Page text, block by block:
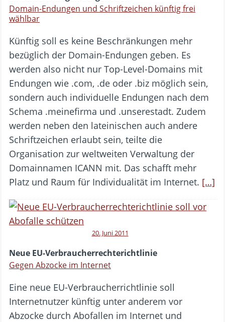
Domain-Endungen und Schriftzeichen künftig frei
wählbar
Künftig soll es keine Beschränkungen mehr
bezüglich der Domain-Endungen geben. Es
werden also nicht nur Top-Level-Domains mit
Endungen wie .com, .de oder .biz möglich sein,
sondern auch individuelle Endungen nach dem
Schema .meinefirma und .unserestadt. Zudem
werden neben den lateinischen auch andere
Schriftzeichen erlaubt sein, teilte die
Organisation zur weltweiten Verwaltung der
Domainnamen ICANN mit. Das schafft mehr
Platz und Raum für Individualität im Internet. […]
20. Juni 2011
Neue EU-Verbraucherrechterichtlinie
Gegen Abzocke im Internet
Eine neue EU-Verbraucherrichtlinie soll
Internetnutzer künftig unter anderem vor
Abzocke durch Abofallen im Internet und